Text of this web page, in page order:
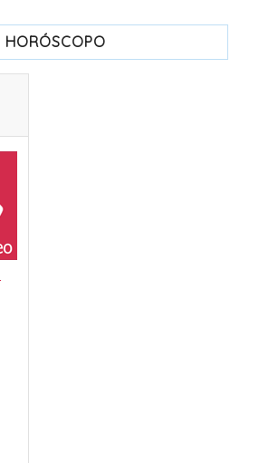
HORÓSCOPO